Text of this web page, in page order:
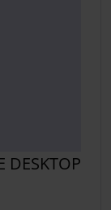
DESKTOP